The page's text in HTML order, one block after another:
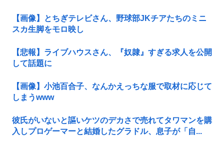
【画像】とちぎテレビさん、野球部JKチアたちのミニ
スカ生脚をモロ映し
【悲報】ライブハウスさん、『奴隷』すぎる求人を公開
して話題に
【画像】小池百合子、なんかえっちな服で取材に応じて
しまうwww
彼氏がいないと謳いケツのデカさで売れてタワマンを購
入しプロゲーマーと結婚したグラドル、息子が「自...